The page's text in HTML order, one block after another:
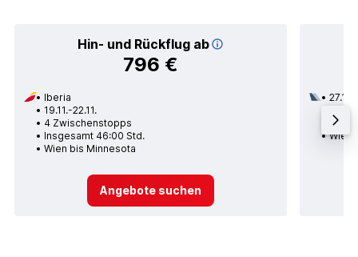
Hin- und Rückflug ab
796 €
Iberia
19.11.-22.11.
4 Zwischenstopps
Insgesamt 46:00 Std.
Wien bis Minnesota
Angebote suchen
27.10.
Wien